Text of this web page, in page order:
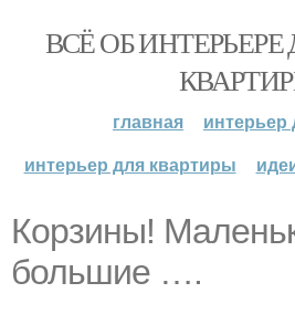
ВСЁ ОБ
главная
интерьер для квартиры
Корзины!
большие ….